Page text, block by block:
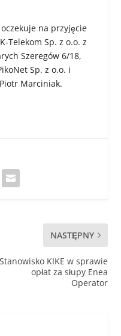
na przyjęcie
Telekom Sp. z o.o. z
Szeregów 6/18,
Sp. z o.o. i
Marciniak.
NASTĘPNY
Stanowisko KIKE w sprawie
opłat za słupy Enea
Operator